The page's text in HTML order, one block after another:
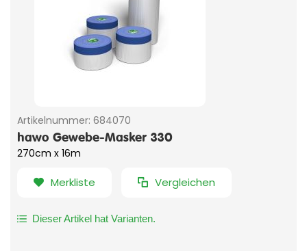
Artikelnummer: 684070
hawo Gewebe-Masker 330
270cm x 16m
Merkliste Vergleichen
Dieser Artikel hat Varianten.